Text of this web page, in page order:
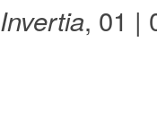
Invertia, 01 |